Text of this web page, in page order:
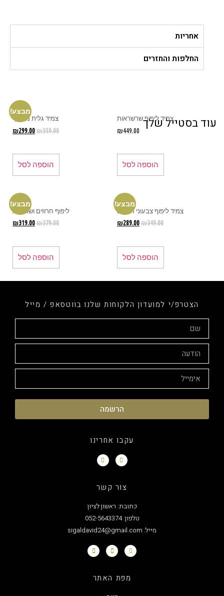
אחריות
החלפות והחזרים
עוד בסטייל שלך
צמיד ליפוף שרשראות
₪449.00
הוספה לסל
מבצע!
צמיד גלית מלופף
₪359.00
₪299.00
הוספה לסל
מבצע!
צמיד ליפוף צבעוני חרוזים
₪349.00
₪289.00
הוספה לסל
מבצע!
ליפוף חרוזים ושרשרת
₪379.00
₪319.00
הוספה לסל
הצטרפ/י למועדון הלקוחות שלנו בווטסאפ / מייל
הרשמה
עקבו אחרינו
צור קשר
כתובת: ראשון לציון
טלפון: 052-5643374
מייל: sigaldavid24@gmail.com
מפת האתר